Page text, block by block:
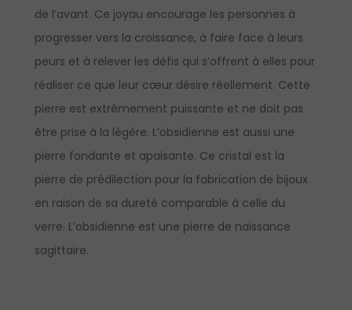
de l’avant. Ce joyau encourage les personnes à
progresser vers la croissance, à faire face à leurs
peurs et à relever les défis qui s’offrent à elles pour
réaliser ce que leur cœur désire réellement. Cette
pierre est extrêmement puissante et ne doit pas
être prise à la légère. L’obsidienne est aussi une
pierre fondante et apaisante. Ce cristal est la
pierre de prédilection pour la fabrication de bijoux
en raison de sa dureté comparable à celle du
verre. L’obsidienne est une pierre de naissance
sagittaire.